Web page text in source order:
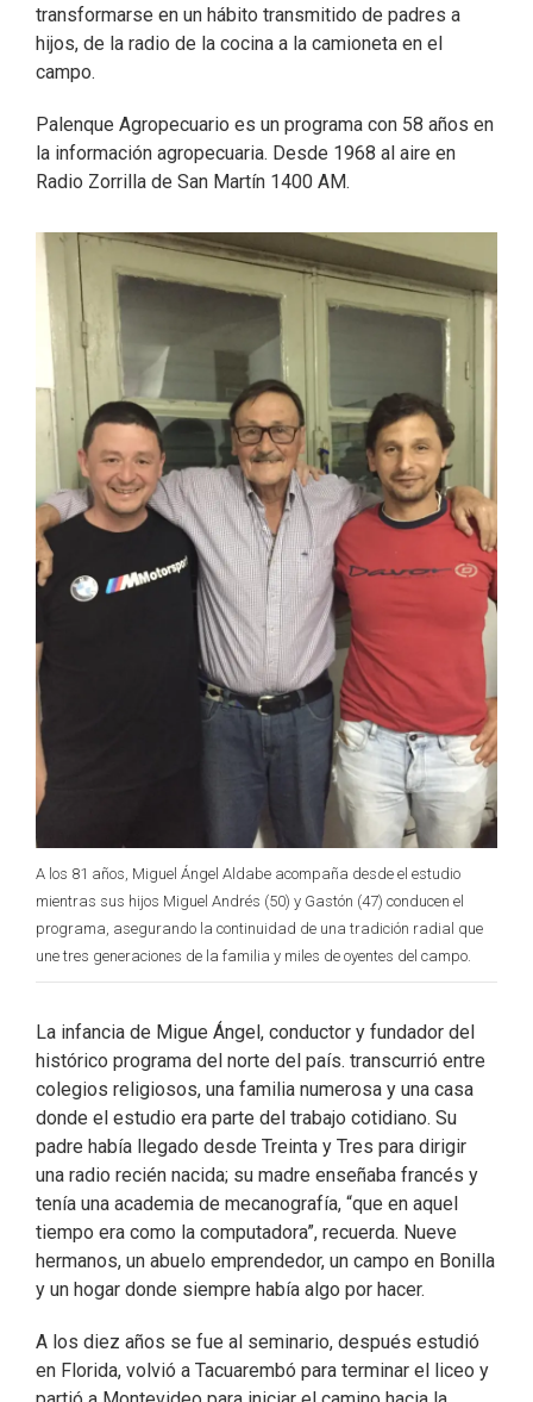
transformarse en un hábito transmitido de padres a
hijos, de la radio de la cocina a la camioneta en el
campo.
Palenque Agropecuario es un programa con 58 años en
la información agropecuaria. Desde 1968 al aire en
Radio Zorrilla de San Martín 1400 AM.
A los 81 años, Miguel Ángel Aldabe acompaña desde el estudio
mientras sus hijos Miguel Andrés (50) y Gastón (47) conducen el
programa, asegurando la continuidad de una tradición radial que
une tres generaciones de la familia y miles de oyentes del campo.
La infancia de Migue Ángel, conductor y fundador del
histórico programa del norte del país. transcurrió entre
colegios religiosos, una familia numerosa y una casa
donde el estudio era parte del trabajo cotidiano. Su
padre había llegado desde Treinta y Tres para dirigir
una radio recién nacida; su madre enseñaba francés y
tenía una academia de mecanografía, “que en aquel
tiempo era como la computadora”, recuerda. Nueve
hermanos, un abuelo emprendedor, un campo en Bonilla
y un hogar donde siempre había algo por hacer.
A los diez años se fue al seminario, después estudió
en Florida, volvió a Tacuarembó para terminar el liceo y